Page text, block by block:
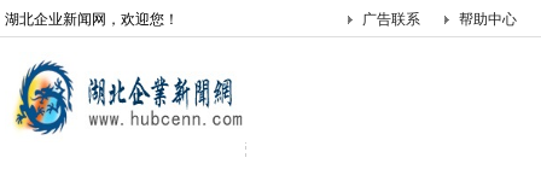
湖北企业新闻网，欢迎您！ 帮助中心
广告联系